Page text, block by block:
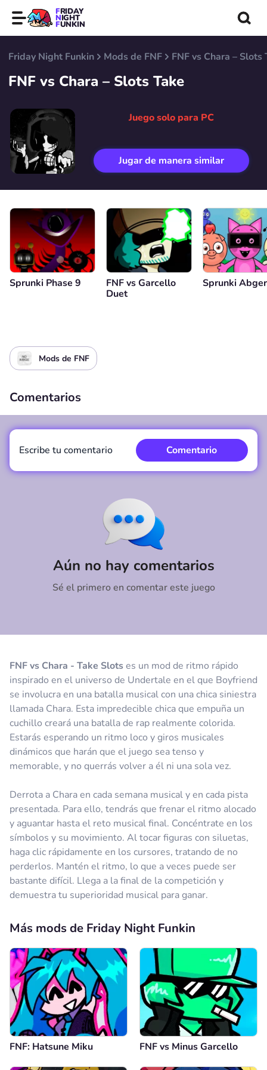
FRIDAY
NIGHT
FUNKIN
Friday Night Funkin Mods de FNF FNF vs Chara – Slots
FNF vs Chara – Slots Take
Juego solo para PC
Jugar de manera similar
Sprunki Phase 9
FNF vs Garcello
Duet
Sprunki
Mods de FNF
FNF vs Chara - Take Slotses un mod de ritmo rápido
inspirado en el universo de Undertale en el que Boyfriend
se involucra en una batalla musical con una chica siniestra
llamada Chara. Esta impredecible chica que empuña un
cuchillo creará una batalla de rap realmente colorida.
Estarás esperando un ritmo loco y giros musicales
dinámicos que harán que el juego sea tenso y
memorable, y no querrás volver a él ni una sola vez.
Derrota a Chara en cada semana musical y en cada pista
presentada. Para ello, tendrás que frenar el ritmo alocado
y aguantar hasta el reto musical final. Concéntrate en los
símbolos y su movimiento. Al tocar figuras con siluetas,
haga clic rápidamente en los cursores, tratando de no
perderlos. Mantén el ritmo, lo que a veces puede ser
bastante difícil. Llega a la final de la competición y
demuestra tu superioridad musical para ganar.
Comentarios
Aún no hay comentarios
Sé el primero en comentar este juego
Escribe tu comentario Comentario
Más mods de Friday Night Funkin
FNF: Hatsune Miku FNF vs Minus Garcello